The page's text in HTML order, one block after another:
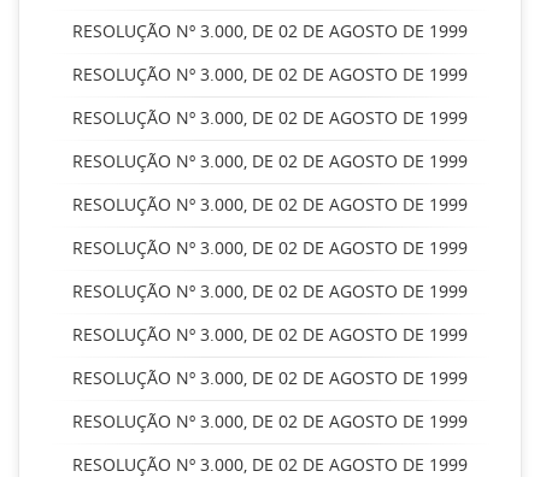
RESOLUÇÃO Nº 3.000, DE 02 DE AGOSTO DE 1999
RESOLUÇÃO Nº 3.000, DE 02 DE AGOSTO DE 1999
RESOLUÇÃO Nº 3.000, DE 02 DE AGOSTO DE 1999
RESOLUÇÃO Nº 3.000, DE 02 DE AGOSTO DE 1999
RESOLUÇÃO Nº 3.000, DE 02 DE AGOSTO DE 1999
RESOLUÇÃO Nº 3.000, DE 02 DE AGOSTO DE 1999
RESOLUÇÃO Nº 3.000, DE 02 DE AGOSTO DE 1999
RESOLUÇÃO Nº 3.000, DE 02 DE AGOSTO DE 1999
RESOLUÇÃO Nº 3.000, DE 02 DE AGOSTO DE 1999
RESOLUÇÃO Nº 3.000, DE 02 DE AGOSTO DE 1999
RESOLUÇÃO Nº 3.000, DE 02 DE AGOSTO DE 1999